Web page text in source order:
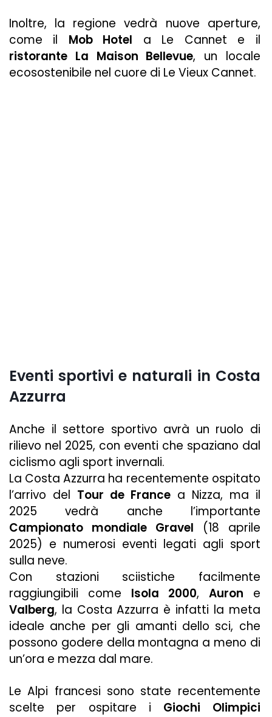
Inoltre, la regione vedrà nuove aperture,
come il Mob Hotel a Le Cannet e il
ristorante La Maison Bellevue, un locale
ecosostenibile nel cuore di Le Vieux Cannet.
Eventi sportivi e naturali in Costa
Azzurra
Anche il settore sportivo avrà un ruolo di
rilievo nel 2025, con eventi che spaziano dal
ciclismo agli sport invernali.
La Costa Azzurra ha recentemente ospitato
l’arrivo del Tour de Francea Nizza, ma il
2025 vedrà anche l’importante
Campionato mondiale Gravel (18 aprile
2025) e numerosi eventi legati agli sport
sulla neve.
Con stazioni sciistiche facilmente
raggiungibili come Isola 2000, Auron e
Valberg, la Costa Azzurra è infatti la meta
ideale anche per gli amanti dello sci, che
possono godere della montagna a meno di
un’ora e mezza dal mare.
Le Alpi francesi sono state recentemente
scelte per ospitare i Giochi Olimpici